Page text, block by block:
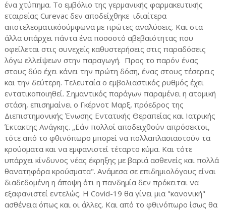
ένα χτύπημα. Το εμβόλιο της γερμανικής φαρμακευτικής
εταιρείας Curevac δεν αποδείχθηκε ιδιαίτερα
αποτελεσματικόσύμφωνα με πρώτες αναλύσεις. Και στα
άλλα υπάρχει πάντα ένα ποσοστό αβεβαιότητας που
οφείλεται στις συνεχείς καθυστερήσεις στις παραδόσεις
λόγω ελλείψεων στην παραγωγή. Προς το παρόν ένας
στους δύο έχει κάνει την πρώτη δόση, ένας στους τέσερεις
και την δεύτερη. Τελευταία ο εμβολιαστικός ρυθμός έχει
εντατικοποιηθεί. Σημαντικός παράγων παραμένει η ατομική
στάση, επισημαίνει ο Γκέρνοτ Μαρξ, πρόεδρος της
Διεπιστημονικής Ένωσης Εντατικής Θεραπείας και Ιατρικής
Έκτακτης Ανάγκης. „Εάν πολλοί αποδειχθούν απρόσεκτοι,
τότε από το φθινόπωρο μπορεί να πολλαπλασιαστούν τα
κρούσματα και να εμφανιστεί τέταρτο κύμα. Και τότε
υπάρχει κίνδυνος νέας έκρηξης με βαριά ασθενείς και πολλά
θανατηφόρα κρούσματα". Ανάμεσα σε επιδημιολόγους είναι
διαδεδομένη η άποψη ότι η πανδημία δεν πρόκειται να
εξαφανιστεί εντελώς. H Covid-19 θα γίνει μια "κανονική"
ασθένεια όπως και οι άλλες. Και από το φθινόπωρο ίσως θα